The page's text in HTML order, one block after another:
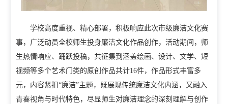
学校高度重视、精心部署，积极响应此次市级廉洁文化赛
事，广泛动员全校师生投身廉洁文化作品创作，活动期间，师
生热情响应、踊跃投稿，共征集到涵盖绘画、设计、文学、短
视频等多个艺术门类的原创作品共计16件，作品形式丰富多
元，内容紧扣“廉洁”主题，既展现传统廉洁文化内涵，又融入
青春视角与时代特色，尽显师生对廉洁理念的深刻理解与创作